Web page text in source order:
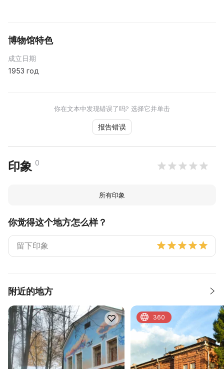
博物馆特色
成立日期
1953 год
你在文本中发现错误了吗? 选择它并单击
报告错误
印象 0
所有印象
你觉得这个地方怎么样？
附近的地方
360